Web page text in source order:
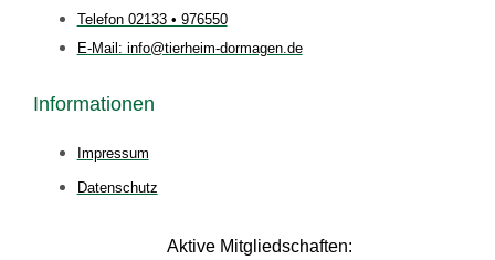
Telefon 02133 • 976550
E-Mail: info@tierheim-dormagen.de
Informationen
Impressum
Datenschutz
Aktive Mitgliedschaften: